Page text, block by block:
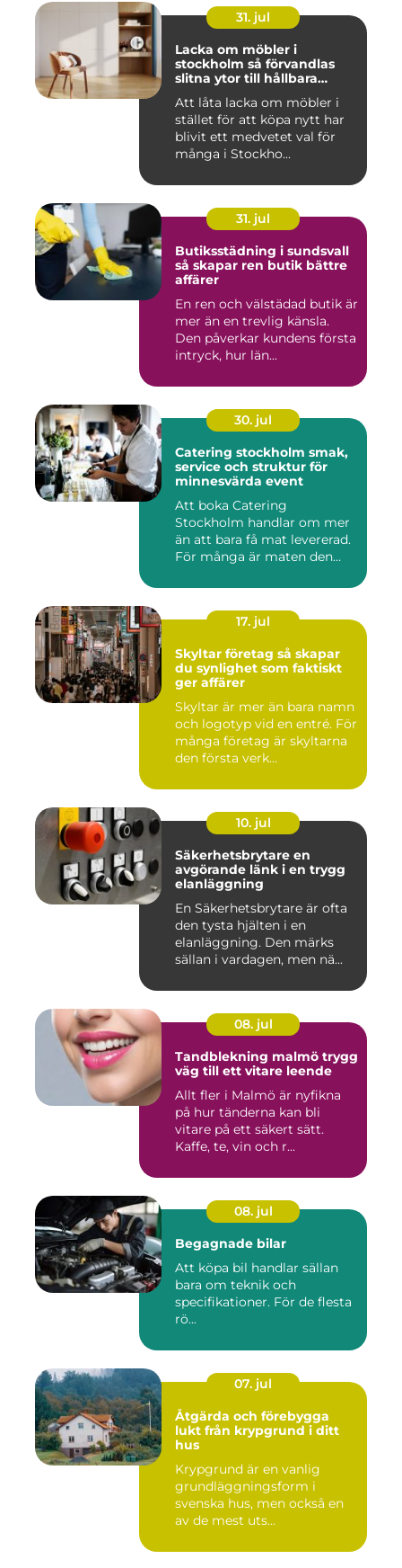
31. jul
Lacka om möbler i
stockholm så förvandlas
slitna ytor till hållbara
Att låta lacka om möbler i
stället för att köpa nytt har
blivit ett medvetet val för
många i Stockho...
31. jul
Butiksstädning i sundsvall
så skapar ren butik bättre
affärer
En ren och välstädad butik är
mer än en trevlig känsla.
Den påverkar kundens första
intryck, hur län...
30. jul
Catering stockholm smak,
service och struktur för
minnesvärda event
Att boka Catering
Stockholm handlar om mer
än att bara få mat levererad.
För många är maten den
17. jul
Skyltar företag så skapar
du synlighet som faktiskt
ger affärer
Skyltar är mer än bara namn
och logotyp vid en entré. För
många företag är skyltarna
den första verk...
10. jul
Säkerhetsbrytare en
avgörande länk i en trygg
elanläggning
En Säkerhetsbrytare är ofta
den tysta hjälten i en
elanläggning. Den märks
sällan i vardagen, men nä...
08. jul
Tandblekning malmö trygg
väg till ett vitare leende
Allt fler i Malmö är nyfikna
på hur tänderna kan bli
vitare på ett säkert sätt.
Kaffe, te, vin och r...
08. jul
Begagnade bilar
Att köpa bil handlar sällan
bara om teknik och
specifikationer. För de flesta
rö...
07. jul
Åtgärda och förebygga
lukt från krypgrund i ditt
hus
Krypgrund är en vanlig
grundläggningsform i
svenska hus, men också en
av de mest uts...